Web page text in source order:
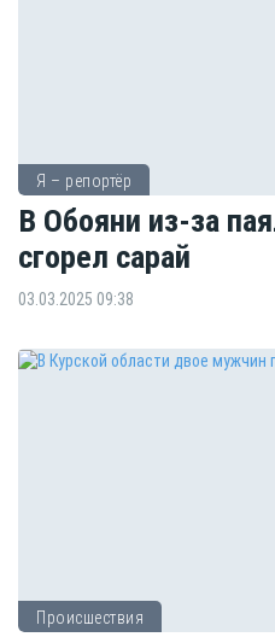
Я – репортёр
В Обояни из-за
сгорел сарай
03.03.2025 09:38
Происшествия